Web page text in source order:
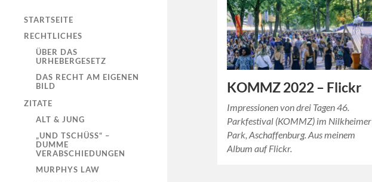
STARTSEITE
RECHTLICHES
ÜBER DAS
URHEBERGESETZ
DAS RECHT AM EIGENEN
BILD
ZITATE
ALT & JUNG
„UND TSCHÜSS“ –
DUMME
VERABSCHIEDUNGEN
MURPHYS LAW
KOMMZ 2022 – Flickr
Impressionen von drei Tagen 46.
Parkfestival (KOMMZ) im Nilkheimer
Park, Aschaffenburg. Aus meinem
Album auf Flickr.